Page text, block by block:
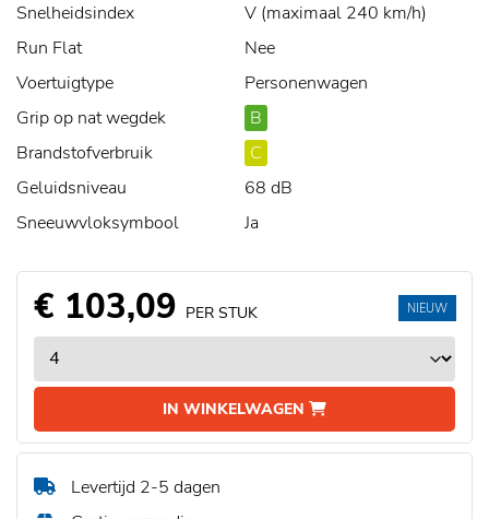
Snelheidsindex
V (maximaal 240 km/h)
Run Flat
Nee
Voertuigtype
Personenwagen
Grip op nat wegdek
B
Brandstofverbruik
C
Geluidsniveau
68 dB
Sneeuwvloksymbool
Ja
€ 103,09 PER STUK
IN WINKELWAGEN
NIEUW
Levertijd 2-5 dagen